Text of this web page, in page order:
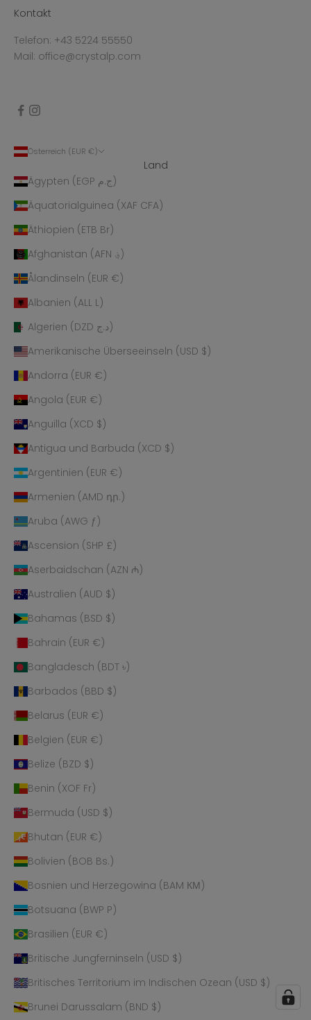
Kontakt
Telefon: +43 5224 55550
Mail: office@crystalp.com
Österreich (EUR €)
Land
Ägypten (EGP ج.م)
Äquatorialguinea (XAF CFA)
Äthiopien (ETB Br)
Afghanistan (AFN ؋)
Ålandinseln (EUR €)
Albanien (ALL L)
Algerien (DZD د.ج)
Amerikanische Überseeinseln (USD $)
Andorra (EUR €)
Angola (EUR €)
Anguilla (XCD $)
Antigua und Barbuda (XCD $)
Argentinien (EUR €)
Armenien (AMD դր.)
Aruba (AWG ƒ)
Ascension (SHP £)
Aserbaidschan (AZN ₼)
Australien (AUD $)
Bahamas (BSD $)
Bahrain (EUR €)
Bangladesch (BDT ৳)
Barbados (BBD $)
Belarus (EUR €)
Belgien (EUR €)
Belize (BZD $)
Benin (XOF Fr)
Bermuda (USD $)
Bhutan (EUR €)
Bolivien (BOB Bs.)
Bosnien und Herzegowina (BAM КМ)
Botsuana (BWP P)
Brasilien (EUR €)
Britische Jungferninseln (USD $)
Britisches Territorium im Indischen Ozean (USD $)
Brunei Darussalam (BND $)